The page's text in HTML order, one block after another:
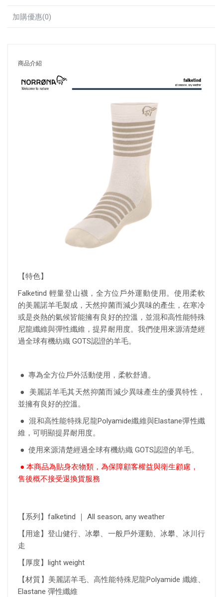
加購優惠(0)
商品介紹
【特色】
Falketind 輕量登山襪，全方位戶外運動使用。使用柔軟
的美麗諾羊毛製成，天然抑菌而減少異味的產生，在寒冷
或是炎熱的氣候皆能擁有良好的控溫，並混和高性能特殊
尼龍纖維與彈性纖維，提昇耐用度。我們使用來源清楚經
過全球有機紡織 GOTS認證的羊毛。
● 專為全方位戶外活動使用，柔軟舒適。
● 美麗諾羊毛其天然抑菌而減少異味產生的優異特性，
並擁有良好的控溫。
● 混和高性能特殊尼龍Polyamide纖維與Elastane彈性纖
維，可明顯提昇耐用度。
● 使用來源清楚經過全球有機紡織 GOTS認證的羊毛。
● 本商品為貼身衣物類，為保障顧客權益與衛生顧慮，
售後概不接受退換貨服務
【系列】falketind ｜ All season, any weather
【用途】登山健行、冰攀、一般戶外運動、冰攀、冰川行
走
【厚度】light weight
【材質】美麗諾羊毛、高性能特殊尼龍Polyamide 纖維、
Elastane 彈性纖維